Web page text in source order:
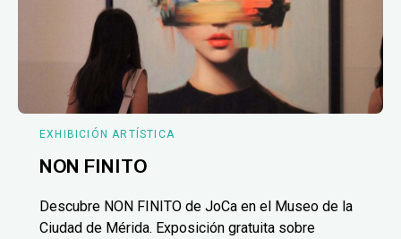
EXHIBICIÓN ARTÍSTICA
NON FINITO
Descubre NON FINITO de JoCa en el Museo de la
Ciudad de Mérida. Exposición gratuita sobre